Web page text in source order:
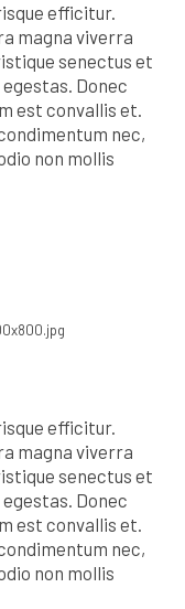
efficitur.
magna viverra
senectus et
Donec
est convallis et.
nec,
non mollis
efficitur.
magna viverra
senectus et
Donec
est convallis et.
nec,
non mollis